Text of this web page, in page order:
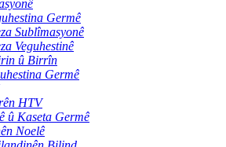
Germê
Sublîmasyonê
Veguhestinê
û Birrîn
Germê
HTV
û Kaseta Germê
Noelê